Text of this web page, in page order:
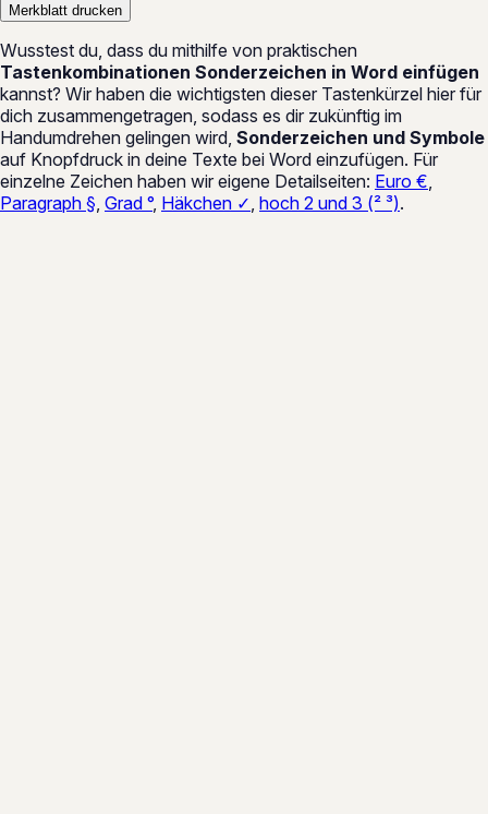
Merkblatt drucken
Wusstest du, dass du mithilfe von praktischen
Tastenkombinationen Sonderzeichen in Word einfügen
kannst? Wir haben die wichtigsten dieser Tastenkürzel hier für
dich zusammengetragen, sodass es dir zukünftig im
Handumdrehen gelingen wird, Sonderzeichen und Symbole
auf Knopfdruck in deine Texte bei Word einzufügen. Für
einzelne Zeichen haben wir eigene Detailseiten: Euro €
Paragraph § Grad °, Häkchen ✓ hoch 2 und 3 (² ³).